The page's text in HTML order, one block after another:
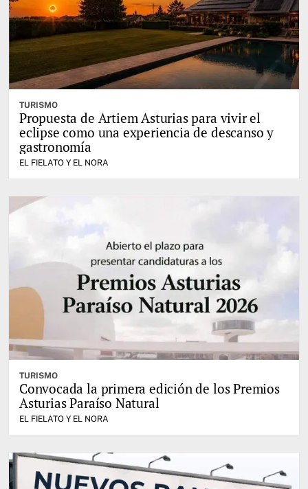
TURISMO
Propuesta de Artiem Asturias para vivir el
eclipse como una experiencia de descanso y
gastronomía
EL FIELATO Y EL NORA
TURISMO
Convocada la primera edición de los Premios
Asturias Paraíso Natural
EL FIELATO Y EL NORA